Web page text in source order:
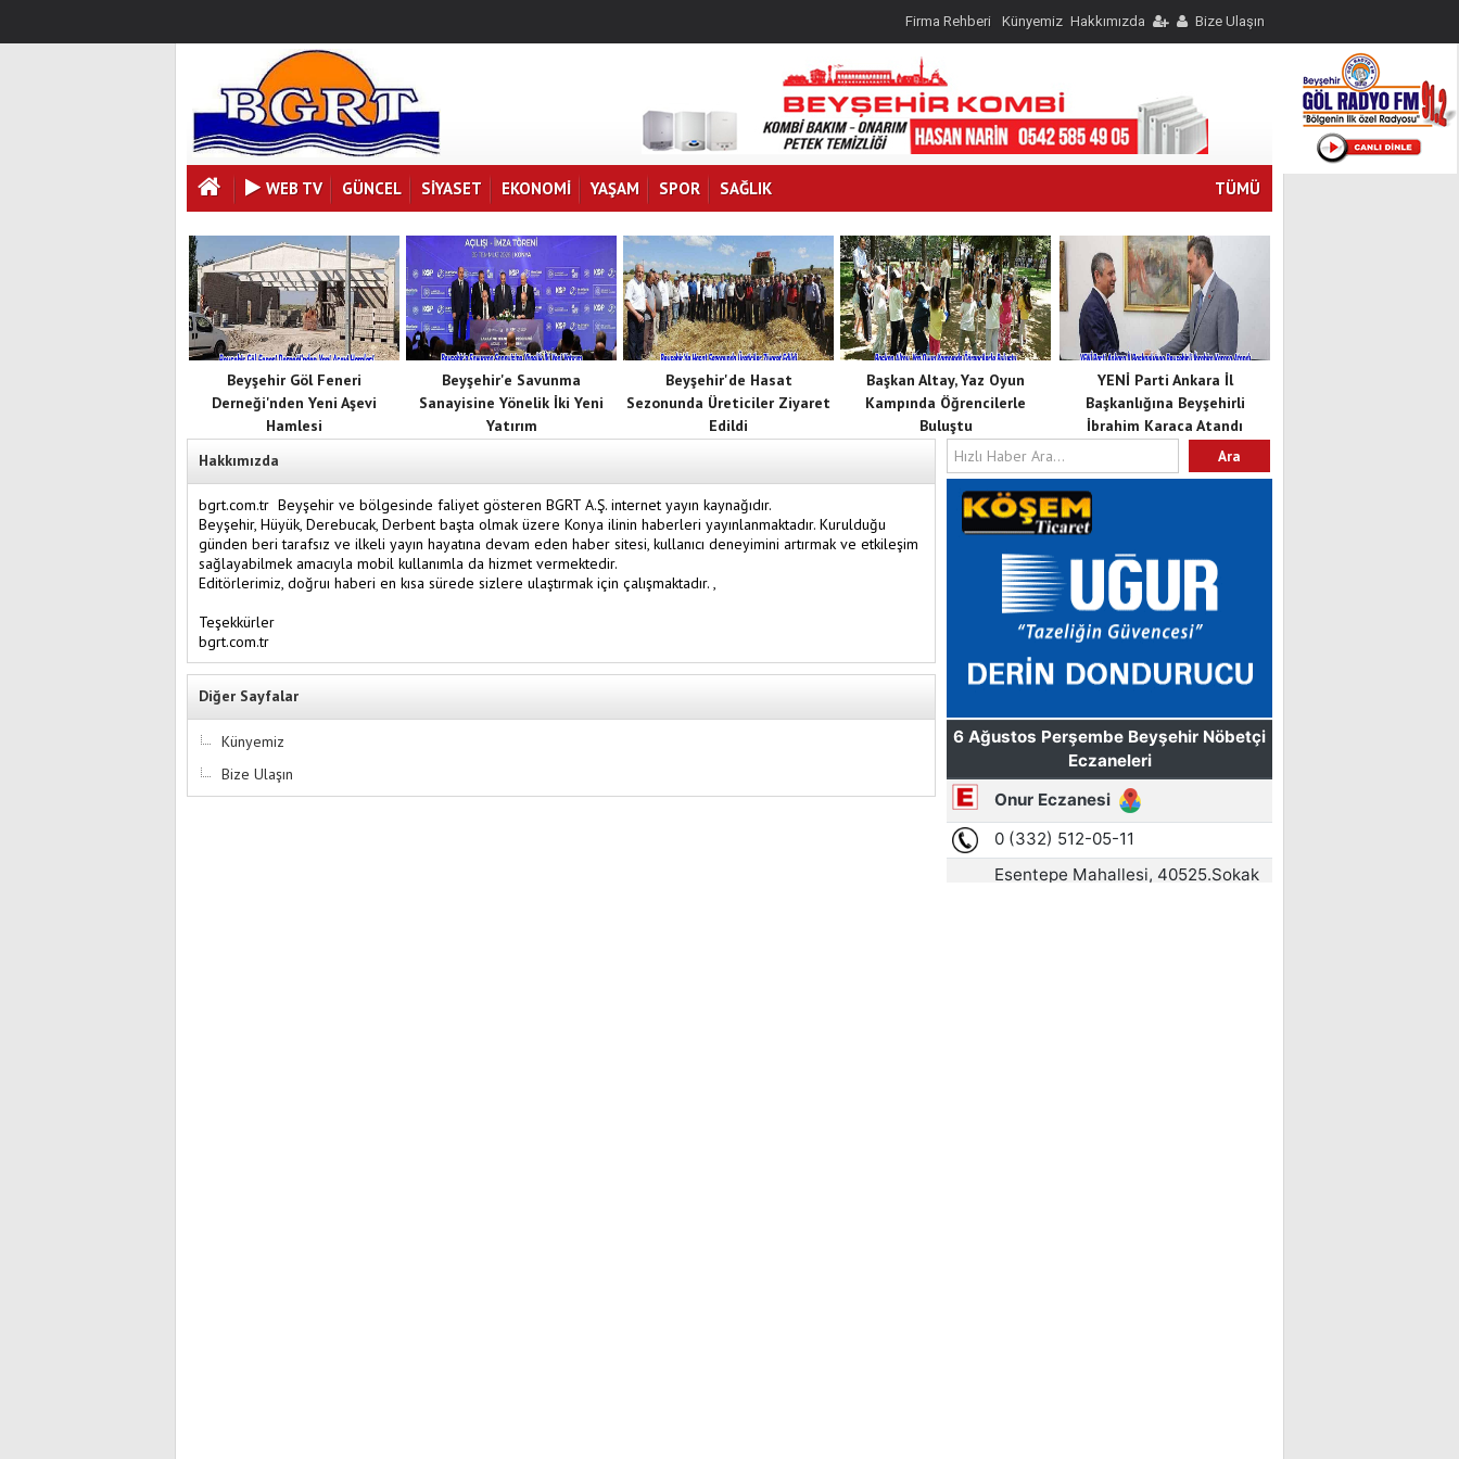
Firma Rehberi Künyemiz Hakkımızda Bize Ulaşın
WEB TV GÜNCEL SIYASET EKONOMI YAŞAM SPOR SAĞLIK TÜMÜ
Beyşehir Göl Feneri
Derneği'nden Yeni Aşevi
Hamlesi
Beyşehir'e Savunma
Sanayisine Yönelik İki Yeni
Yatırım
Beyşehir'de Hasat
Sezonunda Üreticiler Ziyaret
Edildi
YENİ Parti Ankara İl
Başkanlığına Beyşehirli
İbrahim Karaca Atandı
Başkan Altay, Yaz Oyun
Kampında Öğrencilerle
Buluştu
Hakkımızda
bgrt.com.tr Beyşehir ve bölgesinde faliyet gösteren BGRT A.Ş. internet yayın kaynağıdır.
Beyşehir, Hüyük, Derebucak, Derbent başta olmak üzere Konya ilinin haberleri yayınlanmaktadır. Kurulduğu
günden beri tarafsız ve ilkeli yayın hayatına devam eden haber sitesi, kullanıcı deneyimini artırmak ve etkileşim
sağlayabilmek amacıyla mobil kullanımla da hizmet vermektedir.
Editörlerimiz, doğruı haberi en kısa sürede sizlere ulaştırmak için çalışmaktadır. ,
Teşekkürler
bgrt.com.tr
Diğer Sayfalar
Künyemiz
Bize Ulaşın